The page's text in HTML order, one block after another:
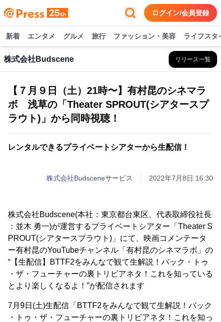
ログイン/会員登録
新着 エンタメ グルメ 旅行 ファッション・美容 ライフスタ
株式会社Budscene リリース一覧
【７月９日（土）21時〜】有村昆のシネマラ
ボ 浅草の「Theater SPROUT(シアタースプ
ラウト)」から同時視聴！
レンタルできるプライベートシアターから生配信！
株式会社Budsceneサービス 2022年7月8日 16:30
株式会社Budscene(本社：東京都台東区、代表取締役社長
：並木 勇一)が運営するプライベートシアター「Theater S
PROUT(シアタースプラウト)」にて、映画コメンテータ
ー有村昆のYouTubeチャンネル「有村昆のシネマラボ」の
“【生配信】BTTF2をみんなで観て生解説！バック・トゥ
・ザ・フューチャーの裏トリビアネタ！これを知っている
とより楽しくなるよ！”が配信されます
7月9日(土)生配信「BTTF2をみんなで観て生解説！バック
・トゥ・ザ・フューチャーの裏トリビアネタ！これを知っ